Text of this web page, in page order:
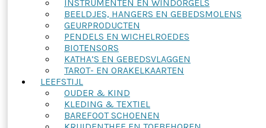
INSTRUMENTEN EN WINDORGELS
BEELDJES, HANGERS EN GEBEDSMOLENS
GEURPRODUCTEN
PENDELS EN WICHELROEDES
BIOTENSORS
KATHA’S EN GEBEDSVLAGGEN
TAROT- EN ORAKELKAARTEN
LEEFSTIJL
OUDER & KIND
KLEDING & TEXTIEL
BAREFOOT SCHOENEN